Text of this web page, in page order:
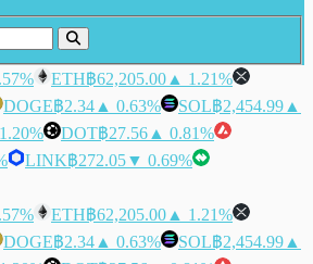
ETH฿62,205.00 ▲ 1.21%
DOGE฿2.34 ▲ 0.63% SOL฿2,454.99 ▲
DOT฿27.56 ▲ 0.81%
LINK฿272.05▼ 0.69%
ETH฿62,205.00 ▲ 1.21%
DOGE฿2.34 ▲ 0.63% SOL฿2,454.99 ▲